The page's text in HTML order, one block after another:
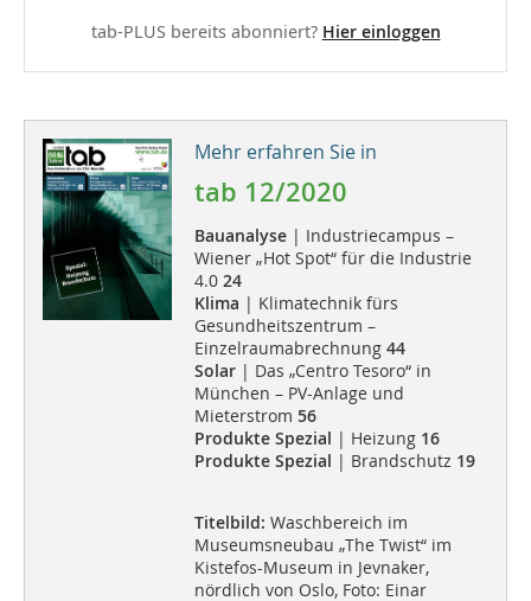
tab-PLUS bereits abonniert? Hier einloggen
Mehr erfahren Sie in
tab 12/2020
Bauanalyse| Industriecampus –
Wiener „Hot Spot“ für die Industrie
4.024
Klima | Klimatechnik fürs
Gesundheitszentrum –
Einzelraumabrechnung 44
Solar| Das „Centro Tesoro“ in
München – PV-Anlage und
Mieterstrom 56
Produkte Spezial | Heizung 16
Produkte Spezial | Brandschutz 19
Titelbild: Waschbereich im
Museumsneubau „The Twist“ im
Kistefos-Museum in Jevnaker,
nördlich von Oslo, Foto: Einar